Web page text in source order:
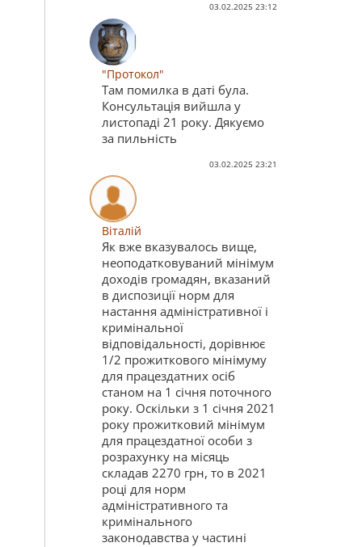
03.02.2025 23:12
"Протокол"
Там помилка в даті була.
Консультація вийшла у
листопаді 21 року. Дякуємо
за пильність
03.02.2025 23:21
Віталій
Як вже вказувалось вище,
неоподатковуваний мінімум
доходів громадян, вказаний
в диспозиції норм для
настання адміністративної і
кримінальної
відповідальності, дорівнює
1/2 прожиткового мінімуму
для працездатних осіб
станом на 1 січня поточного
року. Оскільки з 1 січня 2021
року прожитковий мінімум
для працездатної особи з
розрахунку на місяць
складав 2270 грн, то в 2021
році для норм
адміністративного та
кримінального
законодавства у частині